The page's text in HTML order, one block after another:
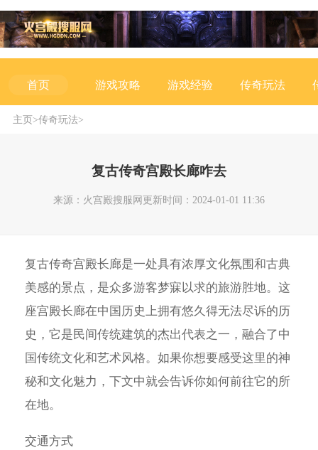
首页 游戏攻略 游戏经验 传奇玩法
主页>传奇玩法>
复古传奇宫殿长廊咋去
来源：火宫殿搜服网更新时间：2024-01-01 11:36
复古传奇宫殿长廊是一处具有浓厚文化氛围和古典
美感的景点，是众多游客梦寐以求的旅游胜地。这
座宫殿长廊在中国历史上拥有悠久得无法尽诉的历
史，它是民间传统建筑的杰出代表之一，融合了中
国传统文化和艺术风格。如果你想要感受这里的神
秘和文化魅力，下文中就会告诉你如何前往它的所
在地。
交通方式